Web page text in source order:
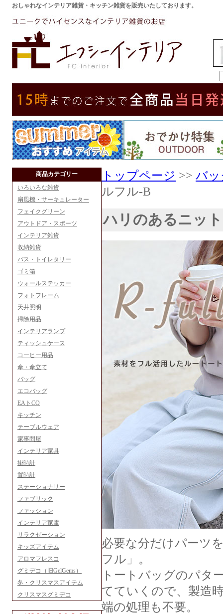
おしゃれなインテリア雑貨・キッチン雑貨を販売いたしております。
商品カテゴリー
いろいろな雑貨
扇風機・サーキュレーター
フェイクグリーン
アウトドア・スポーツ
インテリア雑貨
収納雑貨
バス・トイレタリー
ゴミ箱
ウォールステッカー
フォトフレーム
天井照明
掃除用品
インテリアランプ
ティッシュケース
コーヒー用品
傘・傘立て
バッグ
エコバッグ
EAトCO
キッチン
テーブルウェア
家事問屋
インテリア家具
掛時計
置時計
ステーショナリー
ファブリック
ファッション
インテリア家電
リラクゼーション
キッズアイテム
アロマフレスコ
グミデコ（旧GelGems）
冬・クリスマスアイテム
クリスマスグミデコ
トップページ >> バ
ルフル-B
ハリのあるニッ
必要な分だけパーツ
フル」。
トートバッグのパタ
てていくので、製造
端の処理も不要。